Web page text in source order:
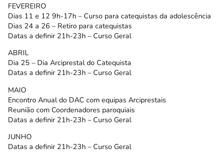
FEVEREIRO
Dias 11 e 12 9h-17h – Curso para catequistas da adolescência
Dias 24 a 26 – Retiro para catequistas
Datas a definir 21h-23h – Curso Geral
ABRIL
Dia 25 – Dia Arciprestal do Catequista
Datas a definir 21h-23h – Curso Geral
MAIO
Encontro Anual do DAC com equipas Arciprestais
Reunião com Coordenadores paroquiais
Datas a definir 21h-23h – Curso Geral
JUNHO
Datas a definir 21h-23h – Curso Geral